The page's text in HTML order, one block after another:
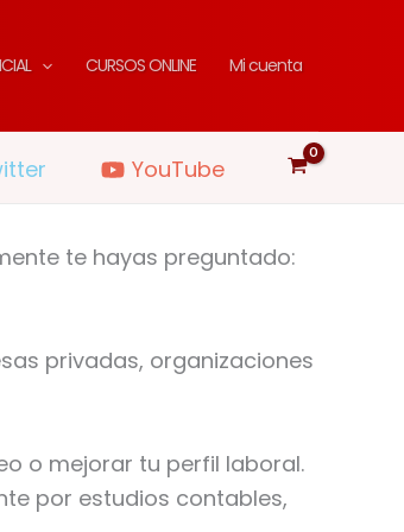
CURSOS ONLINE Mi cuenta
YouTube
te hayas preguntado:
privadas, organizaciones
o mejorar tu perfil laboral.
por estudios contables,